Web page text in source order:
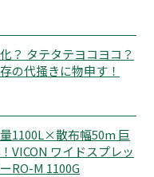
？ タテタテヨコヨコ？
の代掻きに物申す！
1100L×散布幅50m 巨
VICON ワイドスプレッ
RO-M 1100G